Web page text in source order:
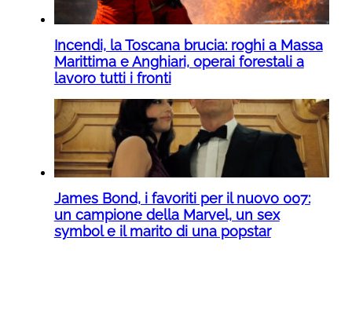
Incendi, la Toscana brucia: roghi a Massa
Marittima e Anghiari, operai forestali a
lavoro tutti i fronti
James Bond, i favoriti per il nuovo 007:
un campione della Marvel, un sex
symbol e il marito di una popstar